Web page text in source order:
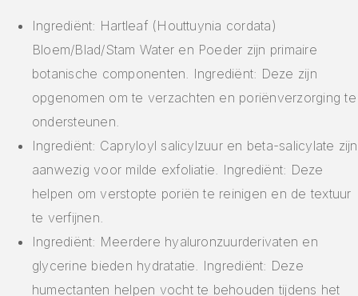
Ingrediënt: Hartleaf (Houttuynia cordata)
Bloem/Blad/Stam Water en Poeder zijn primaire
botanische componenten. Ingrediënt: Deze zijn
opgenomen om te verzachten en poriënverzorging te
ondersteunen.
Ingrediënt: Capryloyl salicylzuur en beta-salicylate zijn
aanwezig voor milde exfoliatie. Ingrediënt: Deze
helpen om verstopte poriën te reinigen en de textuur
te verfijnen.
Ingrediënt: Meerdere hyaluronzuurderivaten en
glycerine bieden hydratatie. Ingrediënt: Deze
humectanten helpen vocht te behouden tijdens het